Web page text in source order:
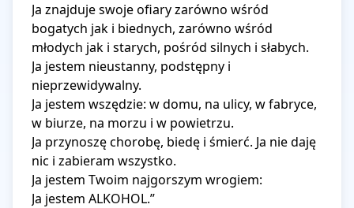
Ja znajduje swoje ofiary zarówno wśród
bogatych jak i biednych, zarówno wśród
młodych jak i starych, pośród silnych i słabych.
Ja jestem nieustanny, podstępny i
nieprzewidywalny.
Ja jestem wszędzie: w domu, na ulicy, w fabryce,
w biurze, na morzu i w powietrzu.
Ja przynoszę chorobę, biedę i śmierć. Ja nie daję
nic i zabieram wszystko.
Ja jestem Twoim najgorszym wrogiem:
Ja jestem ALKOHOL.”